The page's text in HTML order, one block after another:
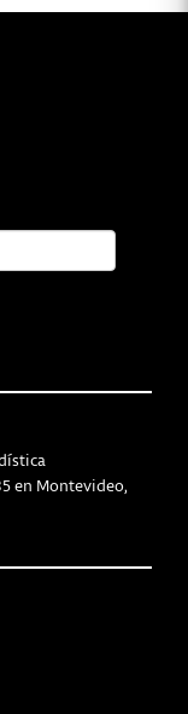
en Montevideo,